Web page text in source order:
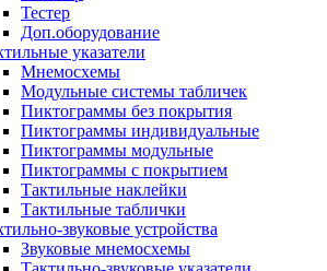
Тестер
Доп.оборудование
указатели
Мнемосхемы
Модульные системы табличек
Пиктограммы без покрытия
Пиктограммы индивидуальные
Пиктограммы модульные
Пиктограммы с покрытием
Тактильные наклейки
Тактильные таблички
звуковые устройства
Звуковые мнемосхемы